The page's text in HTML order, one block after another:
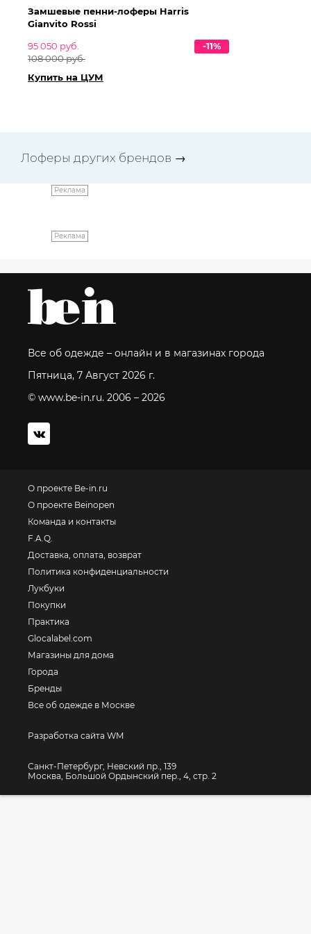
Замшевые пенни-лоферы Harris
Gianvito Rossi
95 050 руб.
108 000 руб.
-11%
Купить на ЦУМ
Лоферы других брендов →
Реклама
Реклама
Все об одежде – онлайн и в магазинах города
Пятница, 7 Август 2026 г.
© www.be-in.ru. 2006 – 2026
О проекте Be-in.ru
О проекте Beinopen
Команда и контакты
F.A.Q.
Доставка, оплата, возврат
Политика конфиденциальности
Лукбуки
Покупки
Практика
Glocalabel.com
Магазины для дома
Города
Бренды
Все об одежде в Москве
Разработка сайта WM
Санкт-Петербург, Невский пр., 139
Москва, Большой Ордынский пер., 4, стр. 2